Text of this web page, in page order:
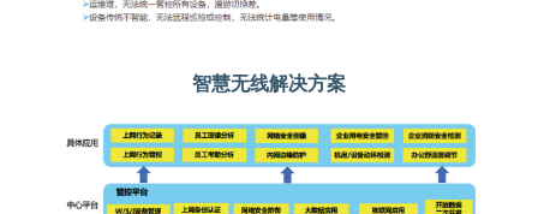
智慧无线解决方案